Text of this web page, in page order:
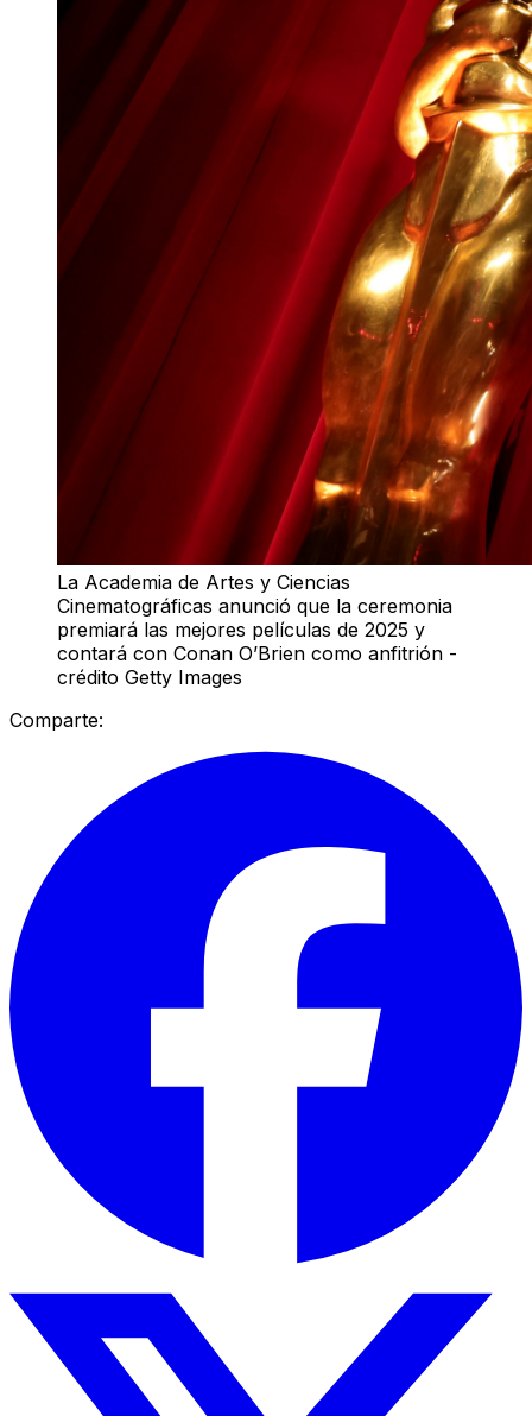
La Academia de Artes y Ciencias
Cinematográficas anunció que la ceremonia
premiará las mejores películas de 2025 y
contará con Conan O’Brien como anfitrión -
crédito Getty Images
Comparte: